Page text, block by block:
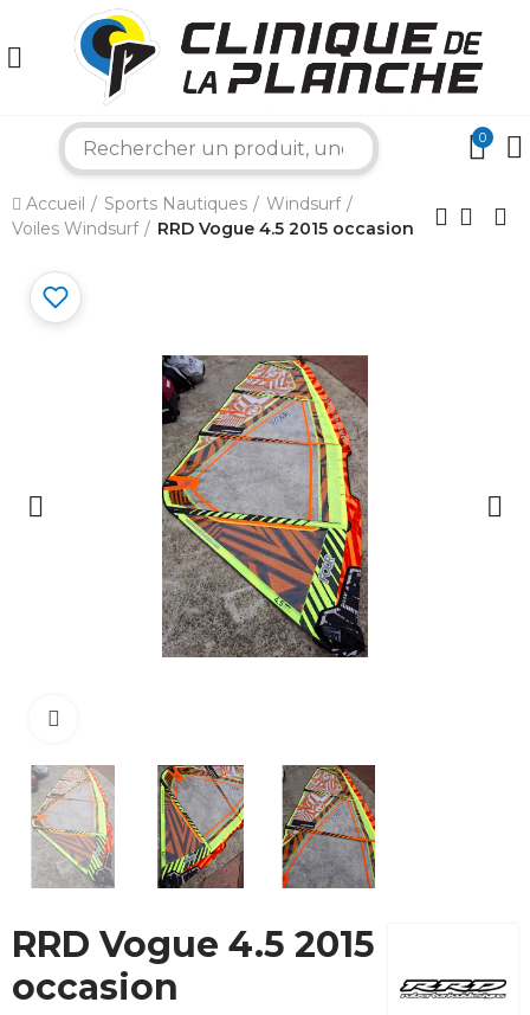
0
Accueil Sports Nautiques
Windsurf
Voiles Windsurf
RRD Vogue 4.5 2015 occasion
RRD Vogue 4.5 2015
occasion
×
Bonjour ! Je suis votre expert nautique.